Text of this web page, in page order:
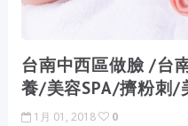
台南中西區做臉 /台
養/美容SPA/擠粉刺/
1月 01, 2018 0